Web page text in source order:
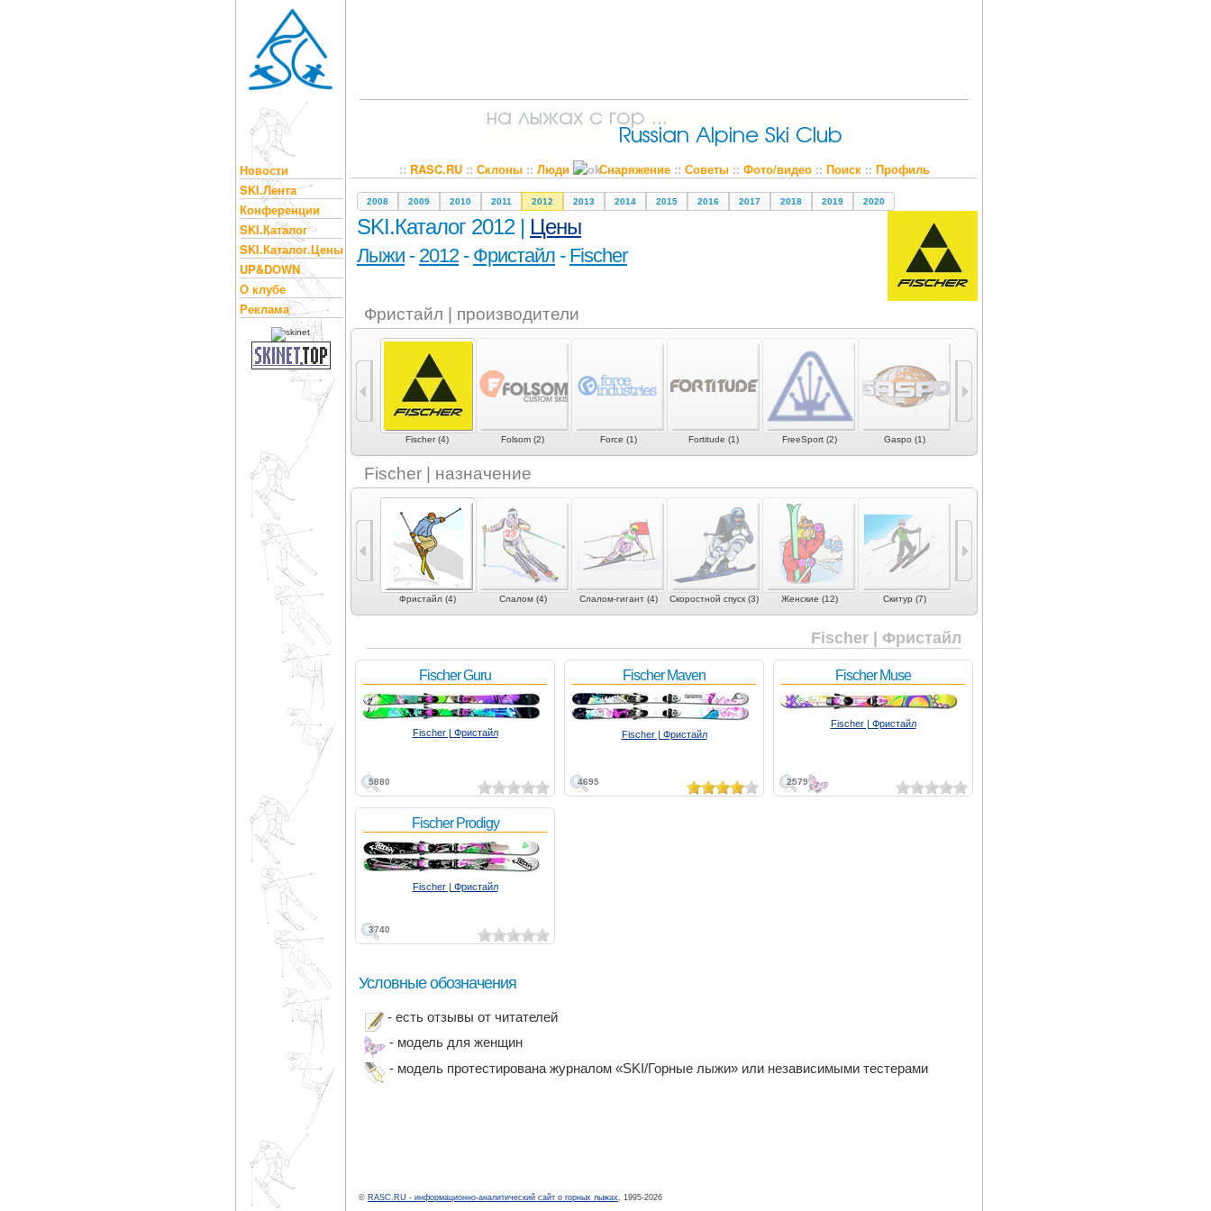
Новости
SKI.Лента
Конференции
SKI.Каталог
SKI.Каталог.Цены
UP&DOWN
О клубе
Реклама
:: RASC.RU:: Склоны:: Люди Снаряжение:: Советы:: Фото/видео:: Поиск:: Профиль
2008 2009 2010 2011 2012 2013 2014 2015 2016 2017 2018 2019 2020
SKI.Каталог 2012 | Цены
Лыжи - 2012- Фристайл - Fischer
Фристайл | производители
Fat-ypus (2) Fischer (4) Folsom (2) Force (1) Fortitude (1) FreeSport (2) Gaspo (1)
Fischer | назначение
Экспертный карвинг
Фрирайд (10) Фристайл (4) Слалом (4) Слалом-гигант (4) Скоростной спуск (3) Женские (12) Скитур (7)
Fischer | Фристайл
5880
Fischer Guru
Fischer | Фристайл
4695
Fischer Maven
Fischer | Фристайл
2579
Fischer Muse
Fischer | Фристайл
3740
Fischer Prodigy
Fischer | Фристайл
Условные обозначения
- есть отзывы от читателей
- модель для женщин
- модель протестирована журналом «SKI/Горные лыжи» или независимыми тестерами
© RASC.RU - информационно-аналитический сайт о горных лыжах, 1995-2026